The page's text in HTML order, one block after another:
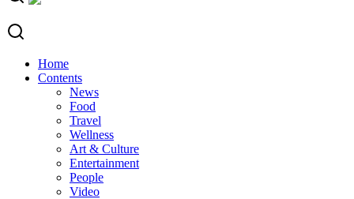
Home
Contents
News
Food
Travel
Wellness
Art & Culture
Entertainment
People
Video